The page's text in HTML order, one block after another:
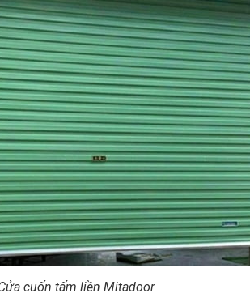
cuốn tấm liền Mitadoor